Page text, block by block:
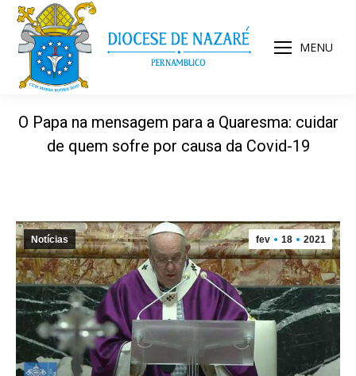
MENU
O Papa na mensagem para a Quaresma: cuidar
de quem sofre por causa da Covid-19
fev 18 2021
Notícias